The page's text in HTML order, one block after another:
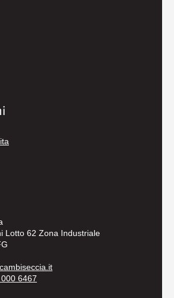
Lotto 62 Zona Industriale
6467